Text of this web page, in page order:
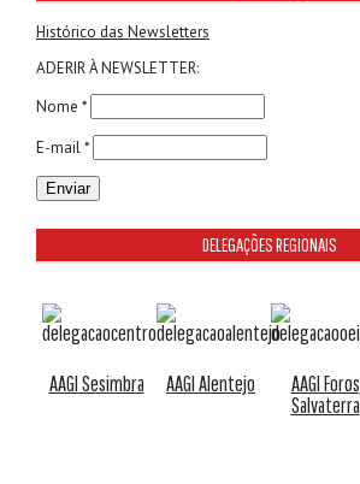
Histórico das Newsletters
ADERIR À NEWSLETTER:
Nome *
E-mail *
DELEGAÇÕES REGIONAIS
AAGI Sesimbra AAGI Alentejo
AAGI Foros
Salvaterra